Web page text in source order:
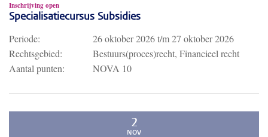
Inschrijving open
Specialisatiecursus Subsidies
Periode: 26 oktober 2026t/m27 oktober 2026
Rechtsgebied:
Bestuurs(proces)recht, Financieel recht
Aantal punten:
NOVA 10
2
NOV